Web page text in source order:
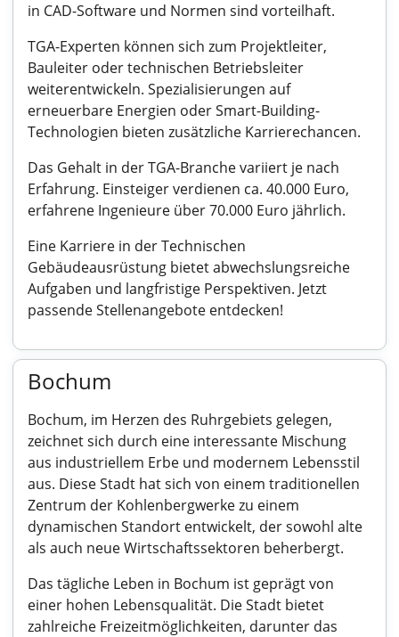
in CAD-Software und Normen sind vorteilhaft.
TGA-Experten können sich zum Projektleiter,
Bauleiter oder technischen Betriebsleiter
weiterentwickeln. Spezialisierungen auf
erneuerbare Energien oder Smart-Building-
Technologien bieten zusätzliche Karrierechancen.
Das Gehalt in der TGA-Branche variiert je nach
Erfahrung. Einsteiger verdienen ca. 40.000 Euro,
erfahrene Ingenieure über 70.000 Euro jährlich.
Eine Karriere in der Technischen
Gebäudeausrüstung bietet abwechslungsreiche
Aufgaben und langfristige Perspektiven. Jetzt
passende Stellenangebote entdecken!
Bochum
Bochum, im Herzen des Ruhrgebiets gelegen,
zeichnet sich durch eine interessante Mischung
aus industriellem Erbe und modernem Lebensstil
aus. Diese Stadt hat sich von einem traditionellen
Zentrum der Kohlenbergwerke zu einem
dynamischen Standort entwickelt, der sowohl alte
als auch neue Wirtschaftssektoren beherbergt.
Das tägliche Leben in Bochum ist geprägt von
einer hohen Lebensqualität. Die Stadt bietet
zahlreiche Freizeitmöglichkeiten, darunter das